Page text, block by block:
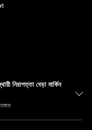
নিরাপত্তা বেড়া মার্কিন